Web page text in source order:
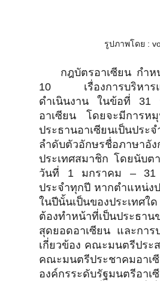
รูปภาพโดย :
กฎบัตรอาเซียน กำ
10 เรื่องการบริหารแ
ดำเนินงาน ในข้อที่ 31
อาเซียน โดยจะมีการหมุ
ประธานอาเซียนเป็นป
ลำดับตัวอักษรชื่อภาษาอัง
ประเทศสมาชิก โดยนับต
วันที่ 1 มกราคม – 31
ประจำทุกปี หากตำแหน่ง
ในปีนั้นเป็นของประเท
ต้องทำหน้าที่เป็นประธาน
สุดยอดอาเซียน และการ
เกี่ยวข้อง คณะมนตรีประ
คณะมนตรีประชาคมอาเ
องค์กรระดับรัฐมนตรีอาเ